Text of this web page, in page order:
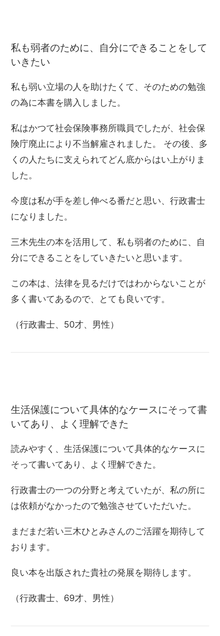
私も弱者のために、自分にできることをして
いきたい
私も弱い立場の人を助けたくて、そのための勉強
の為に本書を購入しました。
私はかつて社会保険事務所職員でしたが、社会保
険庁廃止により不当解雇されました。 その後、多
くの人たちに支えられてどん底からはい上がりま
した。
今度は私が手を差し伸べる番だと思い、行政書士
になりました。
三木先生の本を活用して、私も弱者のために、自
分にできることをしていきたいと思います。
この本は、法律を見るだけではわからないことが
多く書いてあるので、とても良いです。
（行政書士、50才、男性）
生活保護について具体的なケースにそって書
いてあり、よく理解できた
読みやすく、生活保護について具体的なケースに
そって書いてあり、よく理解できた。
行政書士の一つの分野と考えていたが、私の所に
は依頼がなかったので勉強させていただいた。
まだまだ若い三木ひとみさんのご活躍を期待して
おります。
良い本を出版された貴社の発展を期待します。
（行政書士、69才、男性）